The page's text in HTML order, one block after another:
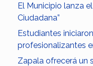
El Municipio lanza
Ciudadana”
Estudiantes
profesionalizantes
Zapala ofrecerá un